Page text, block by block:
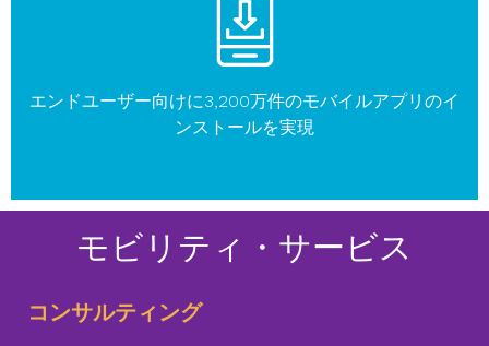
エンドユーザー向けに3,200万件のモバイルアプリのイ
ンストールを実現
モビリティ・サービス
コンサルティング